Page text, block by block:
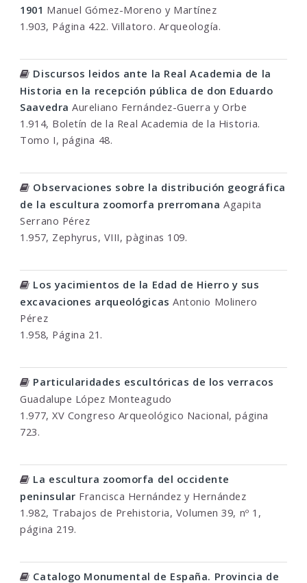
1901 Manuel Gómez-Moreno y Martínez
1.903, Página 422. Villatoro. Arqueología.
Discursos leidos ante la Real Academia de la
Historia en la recepción pública de don Eduardo
Saavedra Aureliano Fernández-Guerra y Orbe
1.914, Boletín de la Real Academia de la Historia.
Tomo I, página 48.
Observaciones sobre la distribución geográfica
de la escultura zoomorfa prerromana Agapita
Serrano Pérez
1.957, Zephyrus, VIII, pàginas 109.
Los yacimientos de la Edad de Hierro y sus
excavaciones arqueológicas Antonio Molinero
Pérez
1.958, Página 21.
Particularidades escultóricas de los verracos
Guadalupe López Monteagudo
1.977, XV Congreso Arqueológico Nacional, página
723.
La escultura zoomorfa del occidente
peninsular Francisca Hernández y Hernández
1.982, Trabajos de Prehistoria, Volumen 39, nº 1,
página 219.
Catalogo Monumental de España. Provincia de